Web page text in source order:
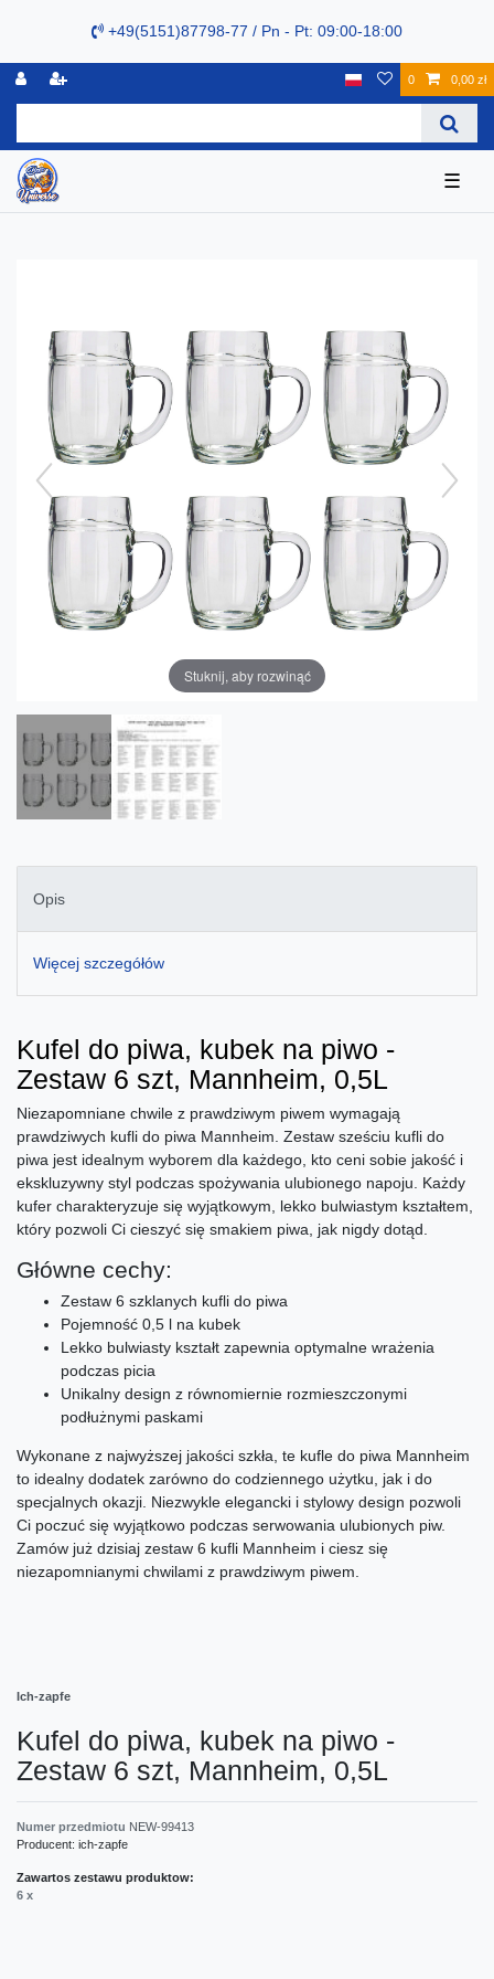
+49(5151)87798-77 / Pn - Pt: 09:00-18:00
0 0,00 zł
☰
Stuknij, aby rozwinąć
Opis
Więcej szczegółów
Kufel do piwa, kubek na piwo -
Zestaw 6 szt, Mannheim, 0,5L
Niezapomniane chwile z prawdziwym piwem wymagają
prawdziwych kufli do piwa Mannheim. Zestaw sześciu kufli do
piwa jest idealnym wyborem dla każdego, kto ceni sobie jakość i
ekskluzywny styl podczas spożywania ulubionego napoju. Każdy
kufer charakteryzuje się wyjątkowym, lekko bulwiastym kształtem,
który pozwoli Ci cieszyć się smakiem piwa, jak nigdy dotąd.
Główne cechy:
Zestaw 6 szklanych kufli do piwa
Pojemność 0,5 l na kubek
Lekko bulwiasty kształt zapewnia optymalne wrażenia
podczas picia
Unikalny design z równomiernie rozmieszczonymi
podłużnymi paskami
Wykonane z najwyższej jakości szkła, te kufle do piwa Mannheim
to idealny dodatek zarówno do codziennego użytku, jak i do
specjalnych okazji. Niezwykle elegancki i stylowy design pozwoli
Ci poczuć się wyjątkowo podczas serwowania ulubionych piw.
Zamów już dzisiaj zestaw 6 kufli Mannheim i ciesz się
niezapomnianymi chwilami z prawdziwym piwem.
Ich-zapfe
Kufel do piwa, kubek na piwo -
Zestaw 6 szt, Mannheim, 0,5L
Numer przedmiotu NEW-99413
Producent: ich-zapfe
Zawartos zestawu produktow:
6 x